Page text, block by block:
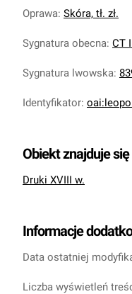
Oprawa: Skóra, tł. zł.
Sygnatura obecna: CT
Sygnatura lwowska:
Identyfikator:
Obiekt znajduje
Druki XVIII w.
Informacje
Data ostatniej
Liczba wyświetleń